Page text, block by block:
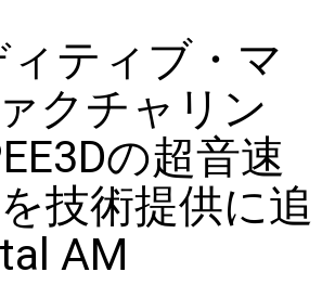
ィティブ・マ
クチャリン
の超音速
技術提供に追
AM